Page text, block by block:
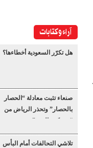
آراء وكتابات
هل تكرّر السعودية أخطاءها؟
صنعاء تثبت معادلة “الحصار
بالحصار” وتحذر الرياض من
“عسكرة البحر”
تلاشي التحالفات أمام البأس